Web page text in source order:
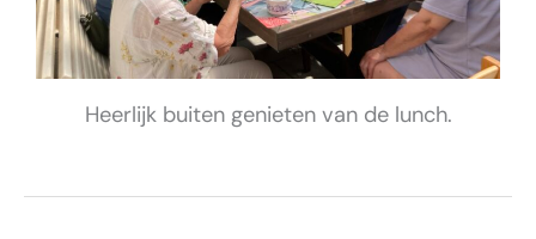
Heerlijk buiten genieten van de lunch.